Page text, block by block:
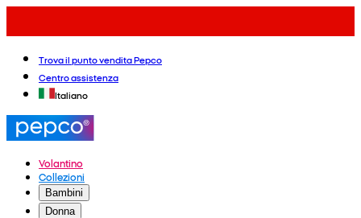
Trova il punto vendita Pepco
Centro assistenza
Italiano
Volantino
Collezioni
Bambini
Donna